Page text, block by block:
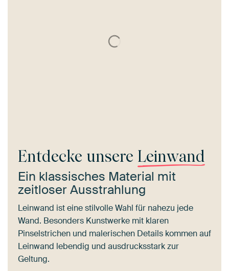
Entdecke unsere Leinwand
Ein klassisches Material mit
zeitloser Ausstrahlung
Leinwand ist eine stilvolle Wahl für nahezu jede
Wand. Besonders Kunstwerke mit klaren
Pinselstrichen und malerischen Details kommen auf
Leinwand lebendig und ausdrucksstark zur
Geltung.